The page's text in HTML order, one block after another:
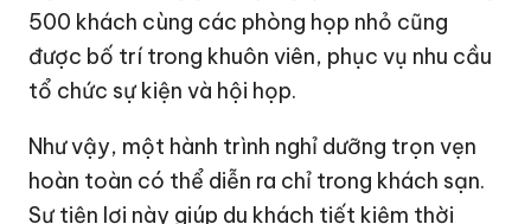
500 khách cùng các phòng họp nhỏ cũng
được bố trí trong khuôn viên, phục vụ nhu cầu
tổ chức sự kiện và hội họp.
Như vậy, một hành trình nghỉ dưỡng trọn vẹn
hoàn toàn có thể diễn ra chỉ trong khách sạn.
Sự tiện lợi này giúp du khách tiết kiệm thời